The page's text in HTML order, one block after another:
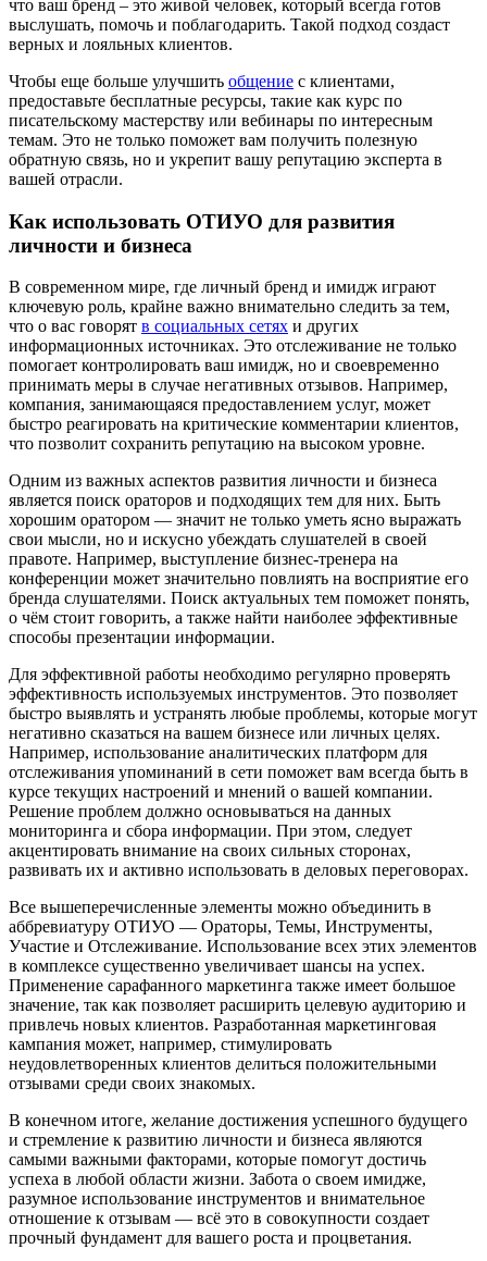
что ваш бренд – это живой человек, который всегда готов
выслушать, помочь и поблагодарить. Такой подход создаст
верных и лояльных клиентов.
Чтобы еще больше улучшить общение с клиентами,
предоставьте бесплатные ресурсы, такие как курс по
писательскому мастерству или вебинары по интересным
темам. Это не только поможет вам получить полезную
обратную связь, но и укрепит вашу репутацию эксперта в
вашей отрасли.
Как использовать ОТИУО для развития
личности и бизнеса
В современном мире, где личный бренд и имидж играют
ключевую роль, крайне важно внимательно следить за тем,
что о вас говорят в социальных сетях и других
информационных источниках. Это отслеживание не только
помогает контролировать ваш имидж, но и своевременно
принимать меры в случае негативных отзывов. Например,
компания, занимающаяся предоставлением услуг, может
быстро реагировать на критические комментарии клиентов,
что позволит сохранить репутацию на высоком уровне.
Одним из важных аспектов развития личности и бизнеса
является поиск ораторов и подходящих тем для них. Быть
хорошим оратором — значит не только уметь ясно выражать
свои мысли, но и искусно убеждать слушателей в своей
правоте. Например, выступление бизнес-тренера на
конференции может значительно повлиять на восприятие его
бренда слушателями. Поиск актуальных тем поможет понять,
о чём стоит говорить, а также найти наиболее эффективные
способы презентации информации.
Для эффективной работы необходимо регулярно проверять
эффективность используемых инструментов. Это позволяет
быстро выявлять и устранять любые проблемы, которые могут
негативно сказаться на вашем бизнесе или личных целях.
Например, использование аналитических платформ для
отслеживания упоминаний в сети поможет вам всегда быть в
курсе текущих настроений и мнений о вашей компании.
Решение проблем должно основываться на данных
мониторинга и сбора информации. При этом, следует
акцентировать внимание на своих сильных сторонах,
развивать их и активно использовать в деловых переговорах.
Все вышеперечисленные элементы можно объединить в
аббревиатуру ОТИУО — Ораторы, Темы, Инструменты,
Участие и Отслеживание. Использование всех этих элементов
в комплексе существенно увеличивает шансы на успех.
Применение сарафанного маркетинга также имеет большое
значение, так как позволяет расширить целевую аудиторию и
привлечь новых клиентов. Разработанная маркетинговая
кампания может, например, стимулировать
неудовлетворенных клиентов делиться положительными
отзывами среди своих знакомых.
В конечном итоге, желание достижения успешного будущего
и стремление к развитию личности и бизнеса являются
самыми важными факторами, которые помогут достичь
успеха в любой области жизни. Забота о своем имидже,
разумное использование инструментов и внимательное
отношение к отзывам — всё это в совокупности создает
прочный фундамент для вашего роста и процветания.